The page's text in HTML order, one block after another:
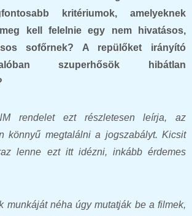
kritériumok, amelyeknek
kell felelnie egy nem hivatásos,
sofőrnek? A repülőket irányító
szuperhősök hibátlan
rendelet ezt részletesen leírja, az
könnyű megtalálni a jogszabályt. Kicsit
lenne ezt itt idézni, inkább érdemes
munkáját néha úgy mutatják be a filmek,